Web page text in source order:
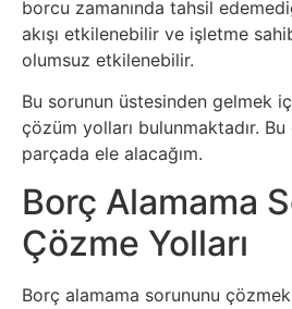
Tasarım
Güvenlik
Haber
Hayvanlar
borcu zamanında tahsil
akışı etkilenebilir ve işletme
olumsuz etkilenebilir.
Bu sorunun üstesinden gelmek
çözüm yolları bulunmaktadır.
parçada ele alacağım.
Borç Alamama
Çözme Yolları
Borç alamama sorununu